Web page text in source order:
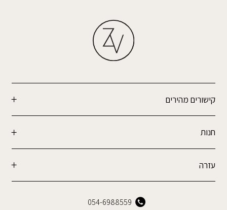
קישורים מהירים
חנות
עזרה
054-6988559